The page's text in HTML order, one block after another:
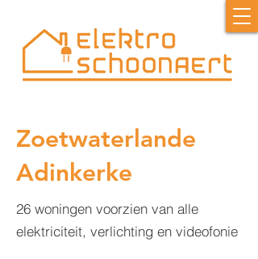
Zoetwaterlande
Adinkerke
26 woningen voorzien van alle
elektriciteit, verlichting en videofonie